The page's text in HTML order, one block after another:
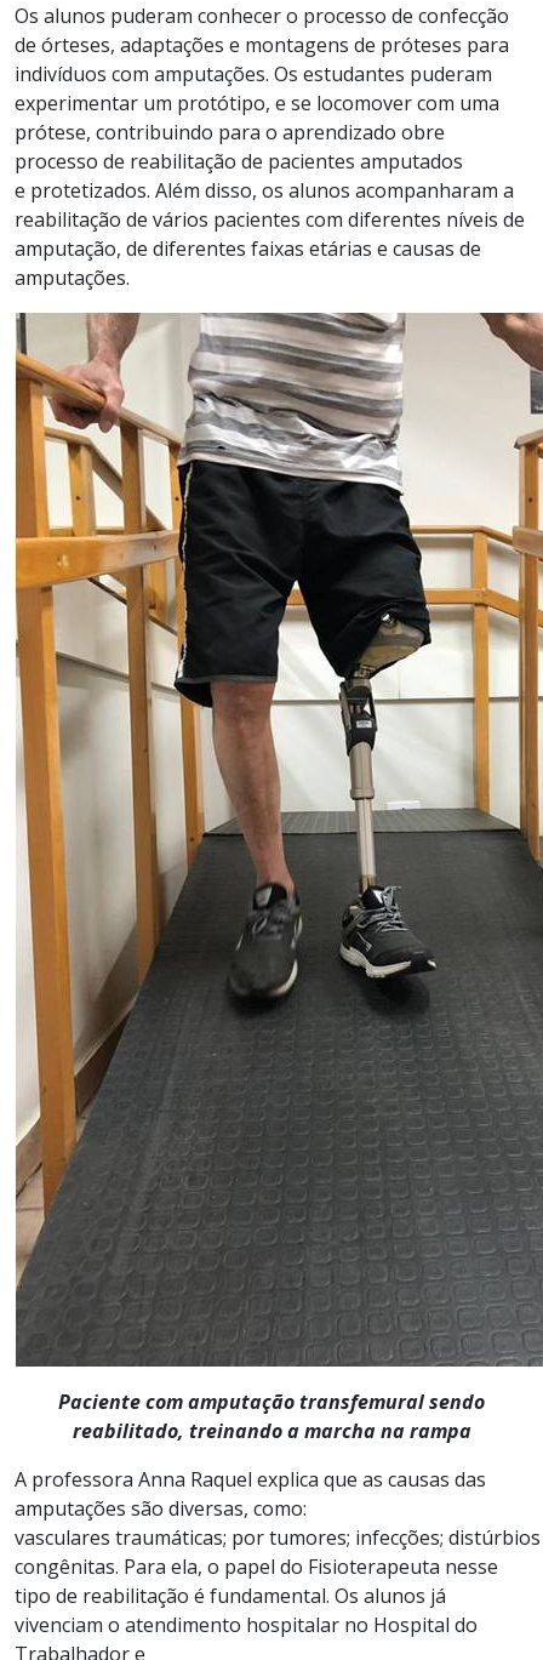
Os alunos puderam conhecero processo de confecção
de órteses, adaptações e montagens de próteses para
indivíduos com amputações. Os estudantes puderam
experimentar um protótipo, e se locomover com uma
prótese, contribuindo para o aprendizado obre
processo de reabilitação de pacientes amputados
e protetizados. Além disso, os alunos acompanharam a
reabilitação de vários pacientes com diferentes níveis de
amputação, de diferentes faixas etárias e causas de
amputações.
Paciente com amputação transfemural sendo
reabilitado, treinando a marcha na rampa
A professora Anna Raquel explica que as causas das
amputações são diversas, como:
vasculares traumáticas; portumores; infecções; distúrbios
congênitas. Para ela, o papel do Fisioterapeuta nesse
tipo de reabilitação é fundamental. Os alunos já
vivenciam o atendimento hospitalar no Hospital do
Trabalhadore